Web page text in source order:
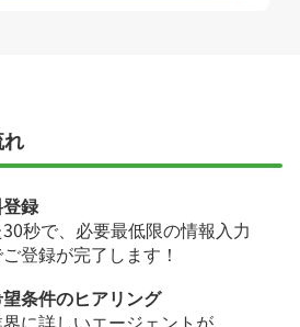
録
秒で、必要最低限の情報入力
登録が完了します！
条件のヒアリング